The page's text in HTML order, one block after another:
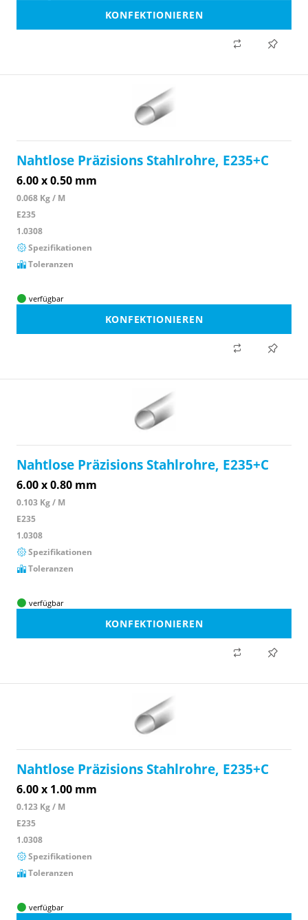
KONFEKTIONIEREN
Nahtlose Präzisions Stahlrohre, E235+C
6.00 x 0.50 mm
0.068 Kg / M
E235
1.0308
Spezifikationen
Toleranzen
verfügbar
KONFEKTIONIEREN
Nahtlose Präzisions Stahlrohre, E235+C
6.00 x 0.80 mm
0.103 Kg / M
E235
1.0308
Spezifikationen
Toleranzen
verfügbar
KONFEKTIONIEREN
Nahtlose Präzisions Stahlrohre, E235+C
6.00 x 1.00 mm
0.123 Kg / M
E235
1.0308
Spezifikationen
Toleranzen
verfügbar